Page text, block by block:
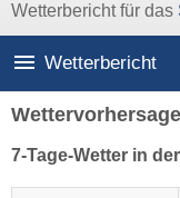
Wetterbericht für das
Wetterbericht
Wettervorhersage
7-Tage-Wetter in